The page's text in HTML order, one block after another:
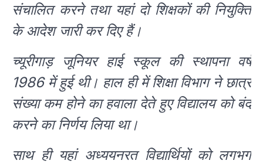
संचालित करने तथा यहां दो शिक्षकों की नियुक्ति
के आदेश जारी कर दिए हैं।
च्यूरीगाड़ जूनियर हाई स्कूल की स्थापना वर्ष
1986 में हुई थी। हाल ही में शिक्षा विभाग ने छात्र
संख्या कम होने का हवाला देते हुए विद्यालय को बंद
करने का निर्णय लिया था।
साथ ही यहां अध्ययनरत विद्यार्थियों को लगभग